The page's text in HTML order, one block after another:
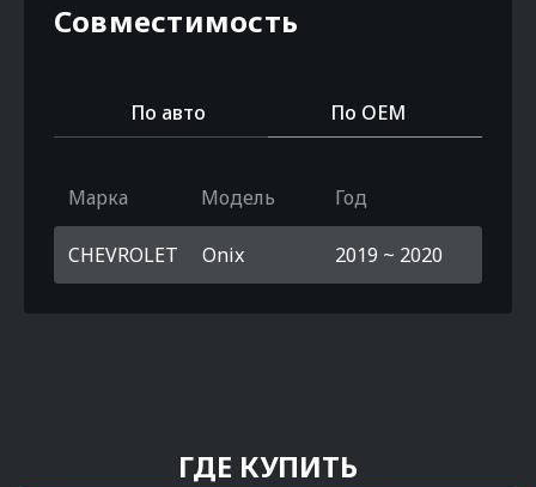
Совместимость
По авто По OEM
Марка Модель Год
CHEVROLET Onix 2019 ~ 2020
ГДЕ КУПИТЬ